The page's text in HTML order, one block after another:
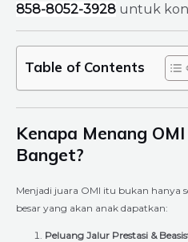
858-8052-3928 untuk
Table of Contents
Kenapa Menang
Banget?
Menjadi juara OMI itu bukan hanya
besar yang akan anak dapatkan:
Peluang Jalur Prestasi &